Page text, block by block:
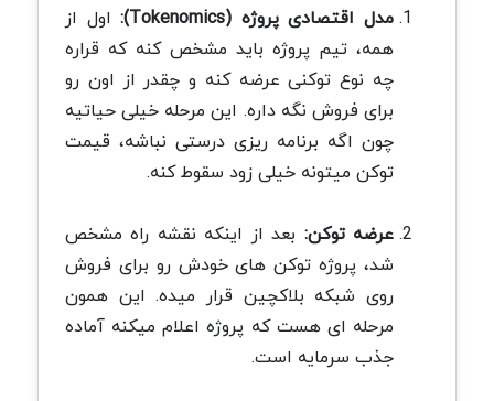
مدل اقتصادی پروژه (Tokenomics):
اول از
همه، تیم پروژه باید مشخص کنه که قراره
چه نوع توکنی عرضه کنه و چقدر از اون رو
برای فروش نگه داره. این مرحله خیلی حیاتیه
چون اگه برنامه ریزی درستی نباشه، قیمت
توکن میتونه خیلی زود سقوط کنه.
عرضه توکن: بعد از اینکه نقشه راه مشخص
شد، پروژه توکن های خودش رو برای فروش
روی شبکه بلاکچین قرار میده. این همون
مرحله ای هست که پروژه اعلام میکنه آماده
جذب سرمایه است.